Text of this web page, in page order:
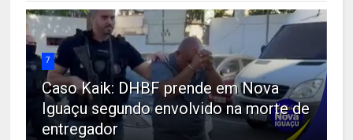
7
Caso Kaik: DHBF prende em Nova
Iguaçu segundo envolvido na morte de
entregador